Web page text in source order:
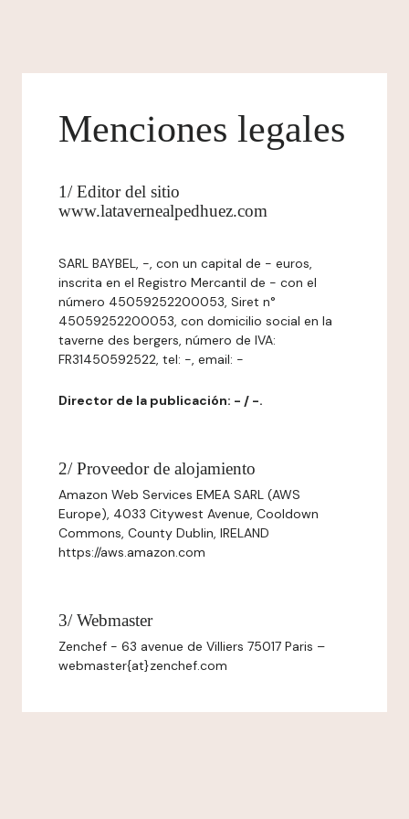
Menciones legales
1/ Editor del sitio
www.latavernealpedhuez.com
SARL BAYBEL, -, con un capital de - euros,
inscrita en el Registro Mercantil de - con el
número 45059252200053, Siret n°
45059252200053, con domicilio social en la
taverne des bergers, número de IVA:
FR31450592522, tel: -, email: -
Director de la publicación: - / -.
2/ Proveedor de alojamiento
Amazon Web Services EMEA SARL (AWS
Europe), 4033 Citywest Avenue, Cooldown
Commons, County Dublin, IRELAND
https://aws.amazon.com
3/ Webmaster
Zenchef - 63 avenue de Villiers 75017 Paris –
webmaster{at}zenchef.com